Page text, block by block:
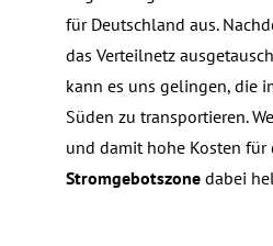
für Deutschland aus.
das Verteilnetz
kann es uns gelingen, die
Süden zu transportieren.
und damit hohe Kosten für
Stromgebotszone dabei